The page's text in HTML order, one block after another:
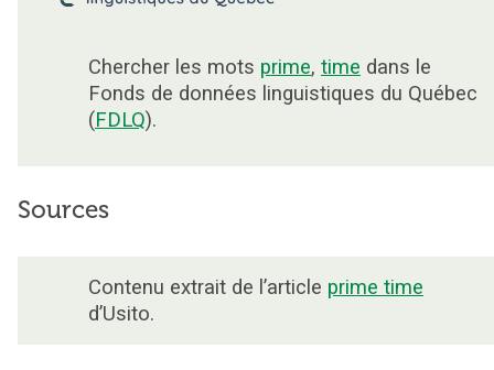
Chercher les mots prime, time dans le
Fonds de données linguistiques du Québec
(FDLQ).
Sources
Contenu extrait de l’article prime time
d’Usito.